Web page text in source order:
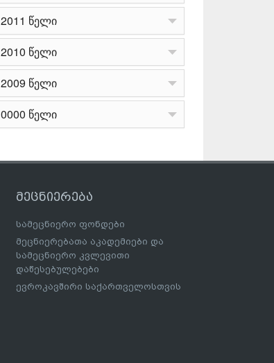
2011 წელი
2010 წელი
2009 წელი
0000 წელი
მეცნიერება
სამეცნიერო ფონდები
მეცნიერებათა აკადემიები და
სამეცნიერო კვლევითი
დაწესებულებები
ევროკავშირი საქართველოსთვის